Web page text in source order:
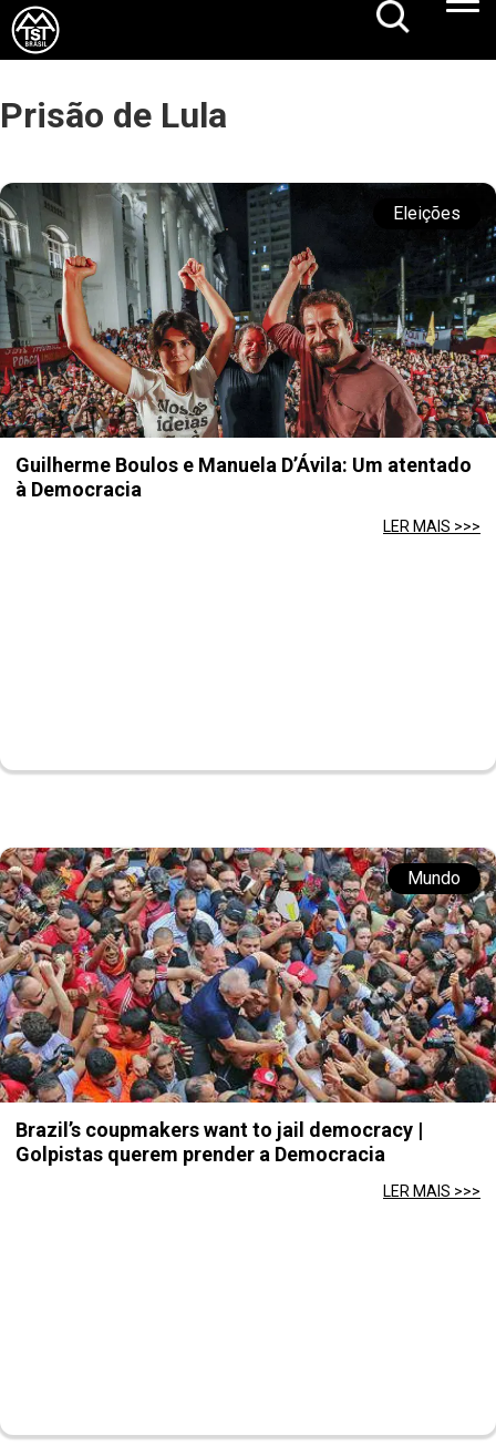
Prisão de Lula
Eleições
Guilherme Boulos e Manuela D’Ávila: Um atentado
à Democracia
LER MAIS >>>
Mundo
Brazil’s coupmakers want to jail democracy |
Golpistas querem prender a Democracia
LER MAIS >>>